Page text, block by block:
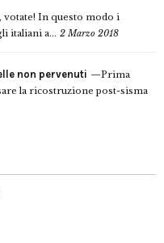
votate! In questo modo i
italiani a... 2 Marzo 2018
non pervenuti
Prima
la ricostruzione post-sisma